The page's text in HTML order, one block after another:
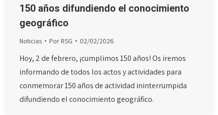
150 años difundiendo el conocimiento
geográfico
Noticias Por RSG 02/02/2026
Hoy, 2 de febrero, ¡cumplimos 150 años! Os iremos
informando de todos los actos y actividades para
conmemorar 150 años de actividad ininterrumpida
difundiendo el conocimiento geográfico.